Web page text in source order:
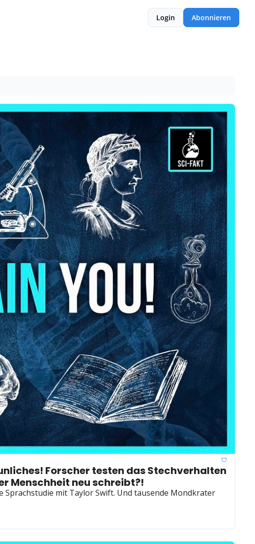
Login Abonnieren
Forscher testen das Stechverhalten
Menschheit neu schreibt?!
Sprachstudie mit Taylor Swift. Und tausende Mondkrater